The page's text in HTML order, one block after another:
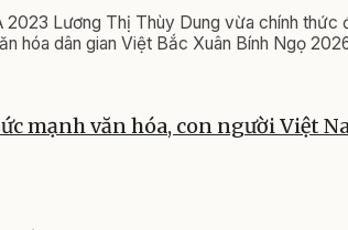
2023 Lương Thị Thùy Dung vừa chính thức
hóa dân gian Việt Bắc Xuân Bính Ngọ
mạnh văn hóa, con người Việt